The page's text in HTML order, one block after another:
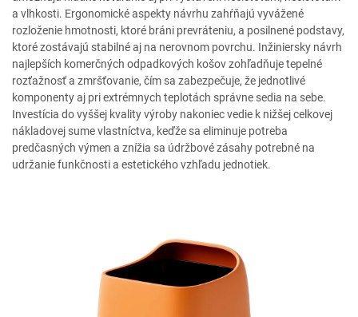
a vlhkosti. Ergonomické aspekty návrhu zahŕňajú vyvážené
rozloženie hmotnosti, ktoré bráni prevráteniu, a posilnené podstavy,
ktoré zostávajú stabilné aj na nerovnom povrchu. Inžiniersky návrh
najlepších komerčných odpadkových košov zohľadňuje tepelné
rozťažnosť a zmršťovanie, čím sa zabezpečuje, že jednotlivé
komponenty aj pri extrémnych teplotách správne sedia na sebe.
Investícia do vyššej kvality výroby nakoniec vedie k nižšej celkovej
nákladovej sume vlastníctva, keďže sa eliminuje potreba
predčasných výmen a znížia sa údržbové zásahy potrebné na
udržanie funkčnosti a estetického vzhľadu jednotiek.